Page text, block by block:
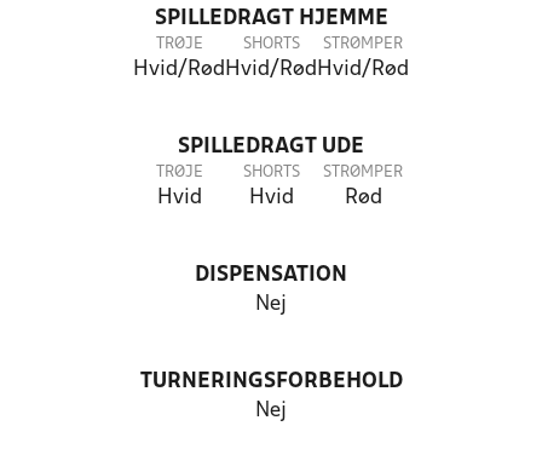
SPILLEDRAGT HJEMME
TRØJE
Hvid/Rød
SHORTS
Hvid/Rød
STRØMPER
Hvid/Rød
SPILLEDRAGT UDE
TRØJE
Hvid
SHORTS
Hvid
STRØMPER
Rød
DISPENSATION
Nej
TURNERINGSFORBEHOLD
Nej